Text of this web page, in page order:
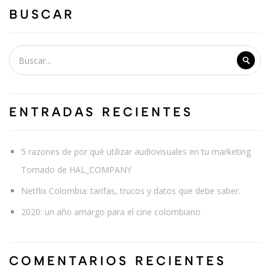
BUSCAR
ENTRADAS RECIENTES
5 razones de por qué utilizar audiovisuales en tu marketing
Tomado de HAL_COMPANY
Netflix Colombia: tarifas, trucos y datos que debe saber.
2020: un año amargo para el cine colombiano
COMENTARIOS RECIENTES